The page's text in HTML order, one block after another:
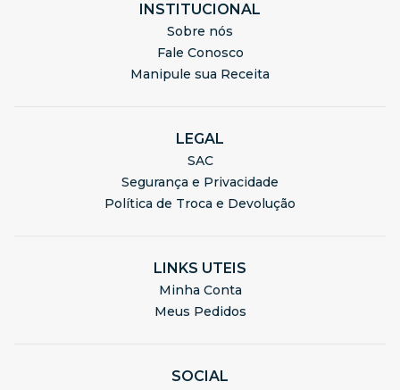
INSTITUCIONAL
Sobre nós
Fale Conosco
Manipule sua Receita
LEGAL
SAC
Segurança e Privacidade
Política de Troca e Devolução
LINKS UTEIS
Minha Conta
Meus Pedidos
SOCIAL